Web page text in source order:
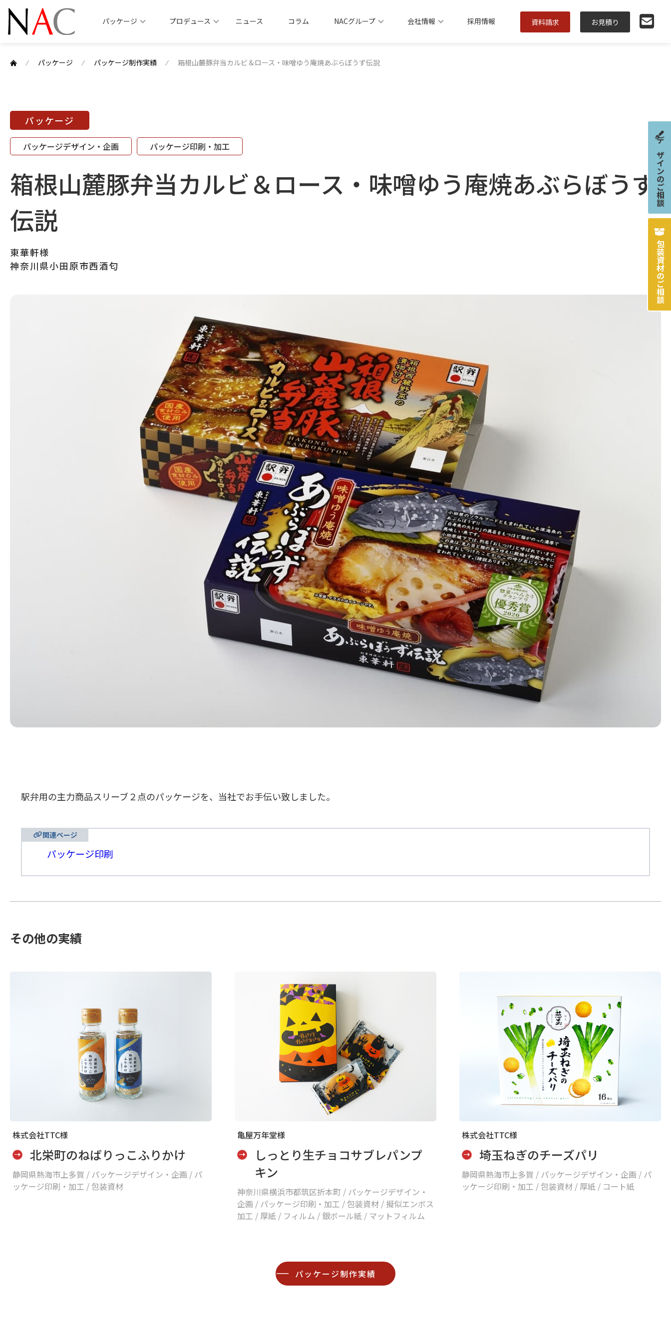
パッケージ プロデュース ニュース コラム NACグループ 会社情報 採用情報 資料請求 お見積り
デザインのご相談
包装資材のご相談
⁄ パッケージ ⁄ パッケージ制作実績 ⁄ 箱根山麓豚弁当カルビ＆ロース・味噌ゆう庵焼あぶらぼうず伝説
パッケージ
パッケージデザイン・企画 パッケージ印刷・加工
箱根山麓豚弁当カルビ＆ロース・味噌ゆう庵焼あぶらぼうず
伝説
東華軒様
神奈川県小田原市西酒匂
駅弁用の主力商品スリーブ２点のパッケージを、当社でお手伝い致しました。
関連ページ
パッケージ印刷
その他の実績
株式会社TTC様
北栄町のねばりっこふりかけ
静岡県熱海市上多賀 / パッケージデザイン・企画 / パ
ッケージ印刷・加工 / 包装資材
楽しげでシーズンにあったパッケージデザイ
ンを行いました。
MORE
亀屋万年堂様
しっとり生チョコサブレパンプ
キン
神奈川県横浜市都筑区折本町 / パッケージデザイン・
企画 / パッケージ印刷・加工 / 包装資材 / 擬似エンボス
加工 / 厚紙 / フィルム / 銀ボール紙 / マットフィルム
みずみずしさやお菓子の美味しさを手書きイ
ラストを用いて表現しました。
MORE
株式会社TTC様
埼玉ねぎのチーズパリ
静岡県熱海市上多賀 / パッケージデザイン・企画 / パ
ッケージ印刷・加工 / 包装資材 / 厚紙 / コート紙
パッケージ制作実績